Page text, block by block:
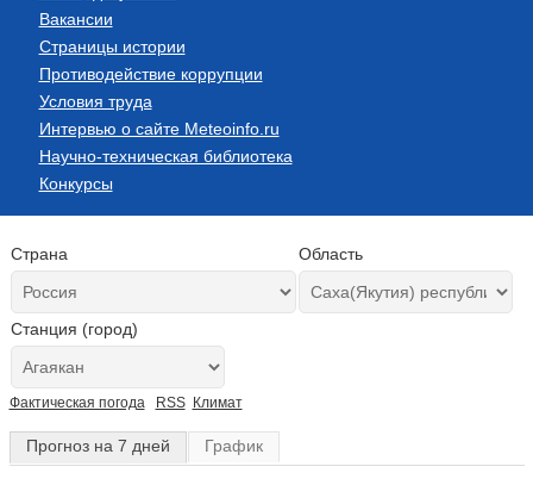
Вакансии
Страницы истории
Противодействие коррупции
Условия труда
Интервью о сайте Meteoinfo.ru
Научно-техническая библиотека
Конкурсы
Страна Область
Станция (город)
Фактическая погода RSS Климат
Прогноз на 7 дней График